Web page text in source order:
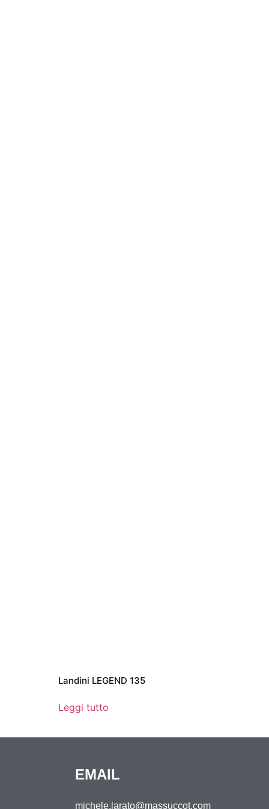
Landini LEGEND 135
Leggi tutto
EMAIL
michele.larato@massuccot.com